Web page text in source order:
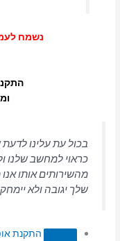
נשמח לעמוד
בכול עת עלינו
כראוי למחשב שלנו
מהשירותים אותו
שלך יגובה ולא
התקנת